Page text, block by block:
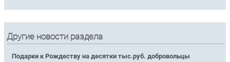
Другие новости раздела
Подарки к Рождеству на десятки тыс.руб. добровольцы